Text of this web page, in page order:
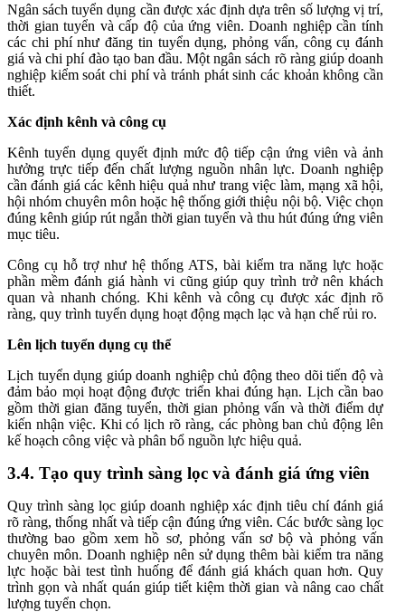
Ngân sách tuyển dụng cần được xác định dựa trên số lượng vị trí,
thời gian tuyển và cấp độ của ứng viên. Doanh nghiệp cần tính
các chi phí như đăng tin tuyển dụng, phỏng vấn, công cụ đánh
giá và chi phí đào tạo ban đầu. Một ngân sách rõ ràng giúp doanh
nghiệp kiểm soát chi phí và tránh phát sinh các khoản không cần
thiết.
Xác định kênh và công cụ
Kênh tuyển dụng quyết định mức độ tiếp cận ứng viên và ảnh
hưởng trực tiếp đến chất lượng nguồn nhân lực. Doanh nghiệp
cần đánh giá các kênh hiệu quả như trang việc làm, mạng xã hội,
hội nhóm chuyên môn hoặc hệ thống giới thiệu nội bộ. Việc chọn
đúng kênh giúp rút ngắn thời gian tuyển và thu hút đúng ứng viên
mục tiêu.
Công cụ hỗ trợ như hệ thống ATS, bài kiểm tra năng lực hoặc
phần mềm đánh giá hành vi cũng giúp quy trình trở nên khách
quan và nhanh chóng. Khi kênh và công cụ được xác định rõ
ràng, quy trình tuyển dụng hoạt động mạch lạc và hạn chế rủi ro.
Lên lịch tuyển dụng cụ thể
Lịch tuyển dụng giúp doanh nghiệp chủ động theo dõi tiến độ và
đảm bảo mọi hoạt động được triển khai đúng hạn. Lịch cần bao
gồm thời gian đăng tuyển, thời gian phỏng vấn và thời điểm dự
kiến nhận việc. Khi có lịch rõ ràng, các phòng ban chủ động lên
kế hoạch công việc và phân bổ nguồn lực hiệu quả.
3.4. Tạo quy trình sàng lọc và đánh giá ứng viên
Quy trình sàng lọc giúp doanh nghiệp xác định tiêu chí đánh giá
rõ ràng, thống nhất và tiếp cận đúng ứng viên. Các bước sàng lọc
thường bao gồm xem hồ sơ, phỏng vấn sơ bộ và phỏng vấn
chuyên môn. Doanh nghiệp nên sử dụng thêm bài kiểm tra năng
lực hoặc bài test tình huống để đánh giá khách quan hơn. Quy
trình gọn và nhất quán giúp tiết kiệm thời gian và nâng cao chất
lượng tuyển chọn.